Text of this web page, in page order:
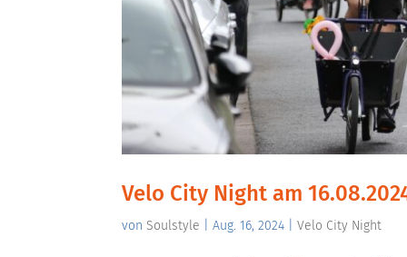
Velo City Night am
vonSoulstyle |Aug. 16, 2024 |Velo City Night